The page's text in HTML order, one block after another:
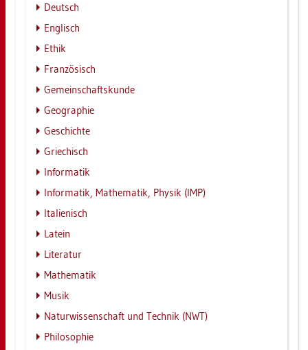
Deutsch
Eng­lisch
Ethik
Fran­zö­sisch
Ge­mein­schafts­kun­de
Geo­gra­phie
Ge­schich­te
Grie­chisch
In­for­ma­tik
In­for­ma­tik, Ma­the­ma­tik, Phy­sik (IMP)
Ita­lie­nisch
La­tein
Li­te­ra­tur
Ma­the­ma­tik
Musik
Na­tur­wis­sen­schaft und Tech­nik (NWT)
Phi­lo­so­phie